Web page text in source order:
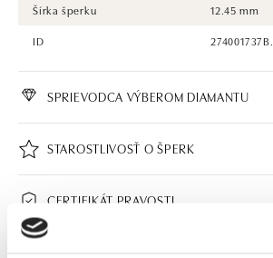
Šírka šperku
12.45 mm
ID
SPRIEVODCA VÝBEROM DIAMANTU
STAROSTLIVOSŤ O ŠPERK
CERTIFIKÁT PRAVOSTI